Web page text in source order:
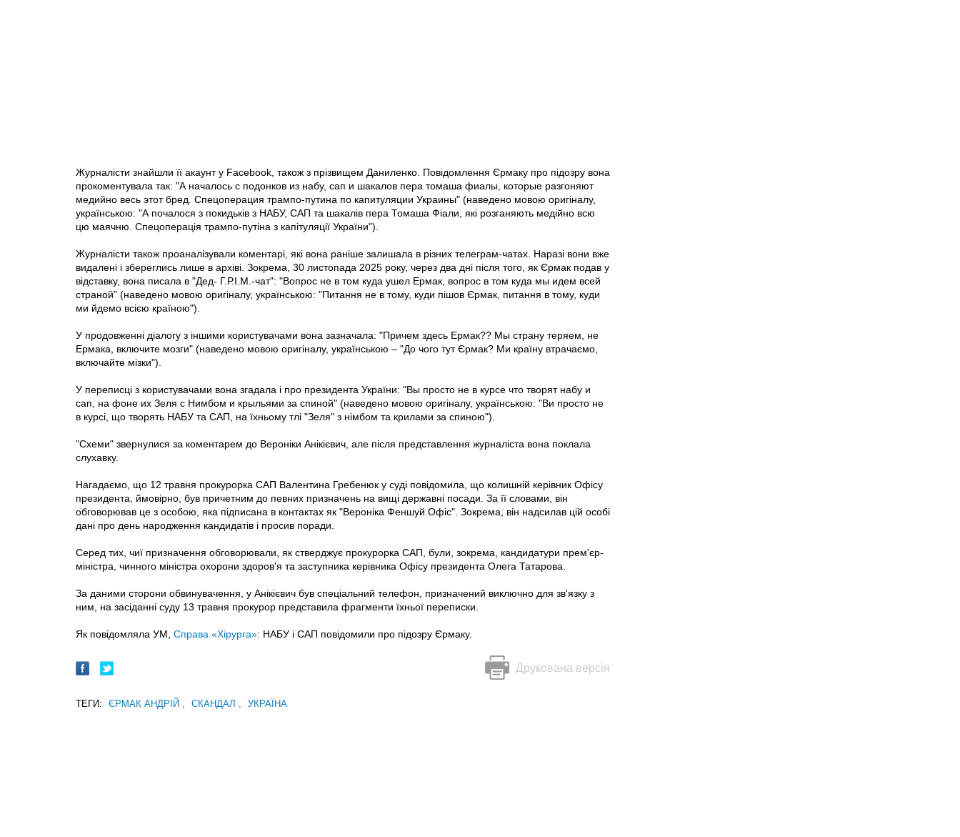
Журналісти знайшли її акаунт у Facebook, також з прізвищем Даниленко. Повідомлення Єрмаку про підозру вона
прокоментувала так: "А началось с подонков из набу, сап и шакалов пера томаша фиалы, которые разгоняют
медийно весь этот бред. Спецоперация трампо-путина по капитуляции Украины" (наведено мовою оригіналу,
українською: "А почалося з покидьків з НАБУ, САП та шакалів пера Томаша Фіали, які розганяють медійно всю
цю маячню. Спецоперація трампо-путіна з капітуляції України").
Журналісти також проаналізували коментарі, які вона раніше залишала в різних телеграм-чатах. Наразі вони вже
видалені і збереглись лише в архіві. Зокрема, 30 листопада 2025 року, через два дні після того, як Єрмак подав у
відставку, вона писала в "Дед- Г.Р.І.М.-чат": "Вопрос не в том куда ушел Ермак, вопрос в том куда мы идем всей
страной" (наведено мовою оригіналу, українською: "Питання не в тому, куди пішов Єрмак, питання в тому, куди
ми йдемо всією країною").
У продовженні діалогу з іншими користувачами вона зазначала: "Причем здесь Ермак?? Мы страну теряем, не
Ермака, включите мозги" (наведено мовою оригіналу, українською – "До чого тут Єрмак? Ми країну втрачаємо,
включайте мізки").
У переписці з користувачами вона згадала і про президента України: "Вы просто не в курсе что творят набу и
сап, на фоне их Зеля с Нимбом и крыльями за спиной" (наведено мовою оригіналу, українською: "Ви просто не
в курсі, що творять НАБУ та САП, на їхньому тлі "Зеля" з німбом та крилами за спиною").
"Схеми" звернулися за коментарем до Вероніки Анікієвич, але після представлення журналіста вона поклала
слухавку.
Нагадаємо, що 12 травня прокурорка САП Валентина Гребенюк у суді повідомила, що колишній керівник Офісу
президента, ймовірно, був причетним до певних призначень на вищі державні посади. За її словами, він
обговорював це з особою, яка підписана в контактах як "Вероніка Феншуй Офіс". Зокрема, він надсилав цій особі
дані про день народження кандидатів і просив поради.
Серед тих, чиї призначення обговорювали, як стверджує прокурорка САП, були, зокрема, кандидатури прем'єр-
міністра, чинного міністра охорони здоров'я та заступника керівника Офісу президента Олега Татарова.
За даними сторони обвинувачення, у Анікієвич був спеціальний телефон, призначений виключно для зв'язку з
ним, на засіданні суду 13 травня прокурор представила фрагменти їхньої переписки.
Як повідомляла УМ, Справа «Хірурга»: НАБУ і САП повідомили про підозру Єрмаку.
Друкована версія
ТЕГИ: ЄРМАК АНДРІЙ СКАНДАЛ УКРАЇНА